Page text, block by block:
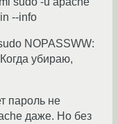
--info
NOPASSWW:
убираю,
пароль не
даже. Но без